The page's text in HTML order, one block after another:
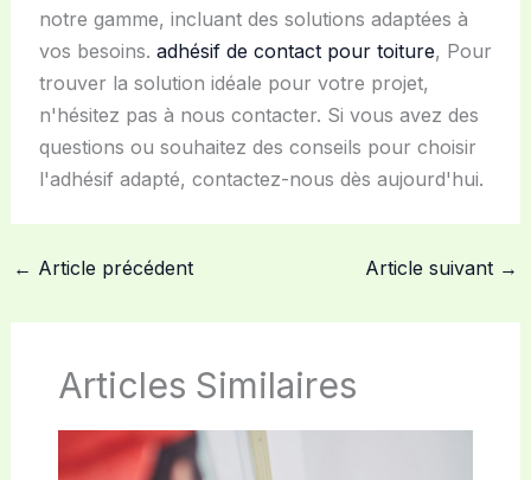
notre gamme, incluant des solutions adaptées à
vos besoins. adhésif de contact pour toiture, Pour
trouver la solution idéale pour votre projet,
n'hésitez pas à nous contacter. Si vous avez des
questions ou souhaitez des conseils pour choisir
l'adhésif adapté, contactez-nous dès aujourd'hui.
← Article précédent Article suivant →
Articles Similaires